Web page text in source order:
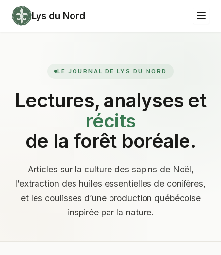
Lys du Nord
LE JOURNAL DE LYS DU NORD
Lectures, analyses et
récits
de la forêt boréale.
Articles sur la culture des sapins de Noël,
l’extraction des huiles essentielles de conifères,
et les coulisses d’une production québécoise
inspirée par la nature.